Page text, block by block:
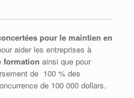
pour le maintien en
aider les entreprises à
formation ainsi que pour
de 100 % des
de 100 000 dollars.